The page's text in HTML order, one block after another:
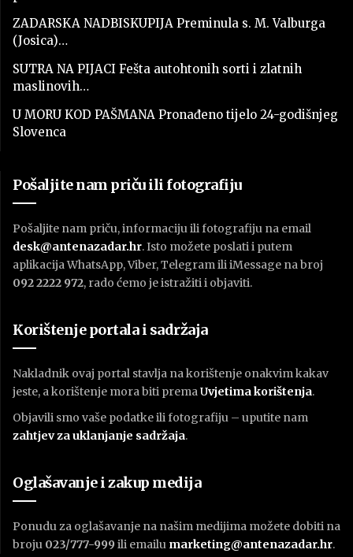
ZADARSKA NADBISKUPIJA Preminula s. M. Valburga
(Josica)…
SUTRA NA PIJACI Fešta autohtonih sorti i zlatnih
maslinovih…
U MORU KOD PAŠMANA Pronađeno tijelo 24-godišnjeg
Slovenca
Pošaljite nam priču ili fotografiju
Pošaljite nam priču, informaciju ili fotografiju na email
desk@antenazadar.hr. Isto možete poslati i putem
aplikacija WhatsApp, Viber, Telegram ili iMessage na broj
092 2222 972, rado ćemo je istražiti i objaviti.
Korištenje portala i sadržaja
Nakladnik ovaj portal stavlja na korištenje onakvim kakav
jeste, a korištenje mora biti premaUvjetima korištenja.
Objavili smo vaše podatke ili fotografiju – uputite nam
zahtjev za uklanjanje sadržaja.
Oglašavanje i zakup medija
Ponudu za oglašavanje na našim medijima možete dobiti na
broju 023/777-999 ili emailu marketing@antenazadar.hr.